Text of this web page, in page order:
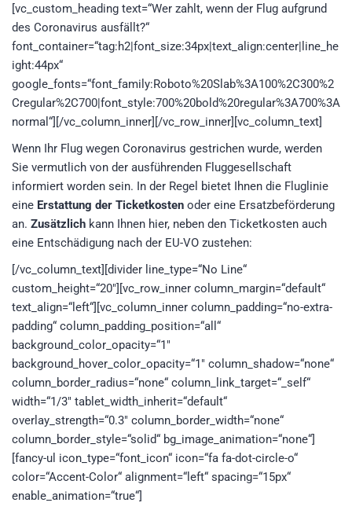
[vc_custom_heading text=“Wer zahlt, wenn der Flug aufgrund
des Coronavirus ausfällt?“
font_container=“tag:h2|font_size:34px|text_align:center|line_he
ight:44px“
google_fonts=“font_family:Roboto%20Slab%3A100%2C300%2
Cregular%2C700|font_style:700%20bold%20regular%3A700%3A
normal“][/vc_column_inner][/vc_row_inner][vc_column_text]
Wenn Ihr Flug wegen Coronavirus gestrichen wurde, werden
Sie vermutlich von der ausführenden Fluggesellschaft
informiert worden sein. In der Regel bietet Ihnen die Fluglinie
eine Erstattung der Ticketkosten oder eine Ersatzbeförderung
an. Zusätzlich kann Ihnen hier, neben den Ticketkosten auch
eine Entschädigung nach der EU-VO zustehen:
[/vc_column_text][divider line_type=“No Line“
custom_height=“20″][vc_row_inner column_margin=“default“
text_align=“left“][vc_column_inner column_padding=“no-extra-
padding“ column_padding_position=“all“
background_color_opacity=“1″
background_hover_color_opacity=“1″ column_shadow=“none“
column_border_radius=“none“ column_link_target=“_self“
width=“1/3″ tablet_width_inherit=“default“
overlay_strength=“0.3″ column_border_width=“none“
column_border_style=“solid“ bg_image_animation=“none“]
[fancy-ul icon_type=“font_icon“ icon=“fa fa-dot-circle-o“
color=“Accent-Color“ alignment=“left“ spacing=“15px“
enable_animation=“true“]